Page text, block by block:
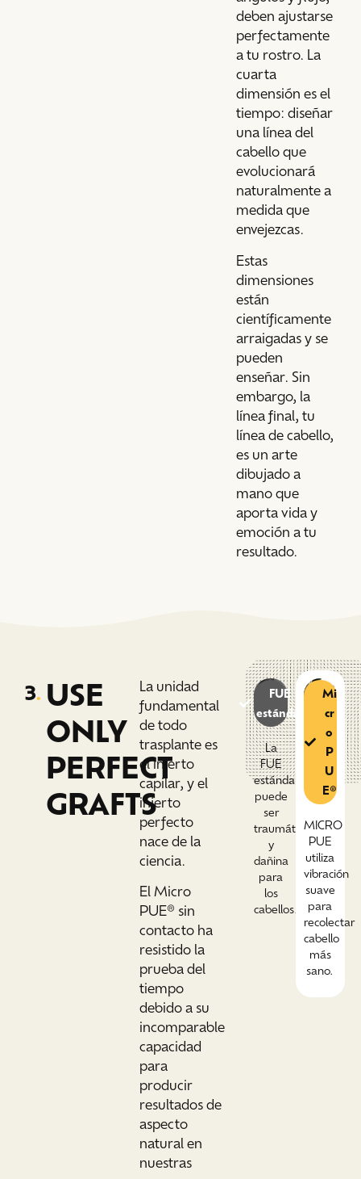
deben ajustarse
perfectamente
a tu rostro. La
cuarta
dimensión es el
tiempo: diseñar
una línea del
cabello que
evolucionará
naturalmente a
medida que
envejezcas.
Estas
dimensiones
están
científicamente
arraigadas y se
pueden
enseñar. Sin
embargo, la
línea final, tu
línea de cabello,
es un arte
dibujado a
mano que
aporta vida y
emoción a tu
resultado.
3. USE
ONLY
PERFECT
GRAFTS
La unidad
fundamental
de todo
trasplante es
el injerto
capilar, y el
injerto
perfecto
nace de la
ciencia.
El Micro
PUE® sin
contacto ha
resistido la
prueba del
tiempo
debido a su
incomparable
capacidad
para
producir
resultados de
aspecto
natural en
nuestras
FUE
estándar
La
FUE
estándar
puede
ser
traumática
y
dañina
para
los
cabellos.
Mi
cr
o
P
U
E®
MICRO
PUE
utiliza
vibración
suave
para
recolectar
cabello
más
sano.